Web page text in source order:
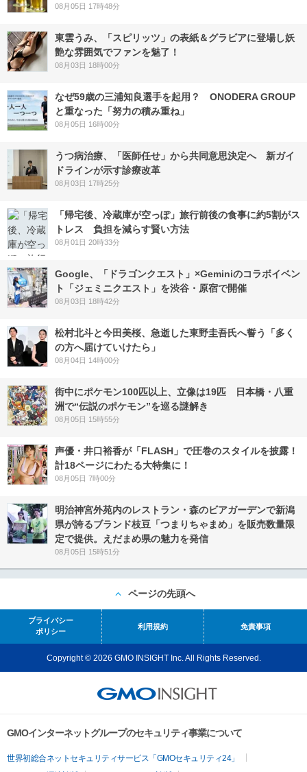
08月05日 17時48分
東雲うみ、「スピリッツ」の表紙＆グラビアに登場し妖
艶な雰囲気でファンを魅了！
08月03日 18時00分
なぜ59歳の三浦知良選手を起用？ ONODERA GROUP
と重なった「努力の積み重ね」
08月05日 16時00分
うつ病治療、「医師任せ」から共同意思決定へ 新ガイ
ドラインが示す診療改革
08月03日 17時25分
「帰宅後、冷蔵庫が空っぽ」旅行前後の食事に約5割がス
トレス 負担を減らす賢い方法
08月01日 20時33分
Google、「ドラゴンクエスト」×Geminiのコラボイベン
ト「ジェミニクエスト」を渋谷・原宿で開催
08月03日 18時42分
松村北斗と今田美桜、急逝した東野圭吾氏へ誓う「多く
の方へ届けていけたら」
08月04日 14時00分
街中にポケモン100匹以上、立像は19匹 日本橋・八重
洲で“伝説のポケモン”を巡る謎解き
08月05日 15時55分
声優・井口裕香が「FLASH」で圧巻のスタイルを披露！
計18ページにわたる大特集に！
08月05日 7時00分
明治神宮外苑内のレストラン・森のビアガーデンで新潟
県が誇るブランド枝豆「つまりちゃまめ」を販売数量限
定で提供。えだまめ県の魅力を発信
08月05日 15時51分
ページの先頭へ
プライバシー
ポリシー
利用規約 免責事項
Copyright © 2026 GMO INSIGHT Inc. All Rights Reserved.
GMOインターネットグループのセキュリティ事業について
世界初総合ネットセキュリティサービス「GMOセキュリティ24」